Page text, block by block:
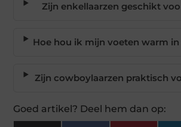
Zijn enkellaarzen geschikt
Hoe hou ik mijn voeten warm
Zijn cowboylaarzen praktisch
Goed artikel? Deel hem dan op: